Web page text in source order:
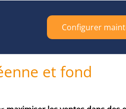
Configurer
et fond